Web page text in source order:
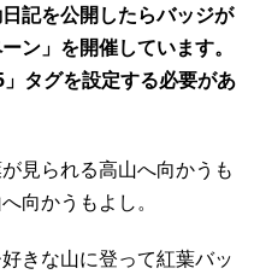
記を公開したらバッジが
ン」を開催しています。
タグを設定する必要があ
見られる高山へ向かうも
向かうもよし。
きな山に登って紅葉バッ